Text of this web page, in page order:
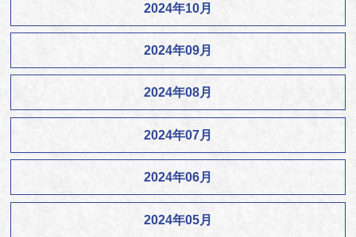
2024年10月
2024年09月
2024年08月
2024年07月
2024年06月
2024年05月